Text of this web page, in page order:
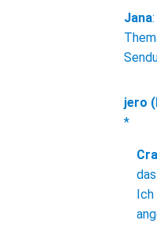
Jana:
jero
*
Ich